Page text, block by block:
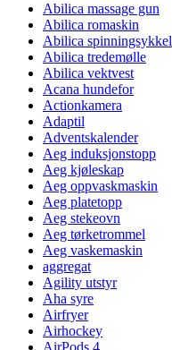
Abilica massage gun
Abilica romaskin
Abilica spinningsykkel
Abilica tredemølle
Abilica vektvest
Acana hundefor
Actionkamera
Adaptil
Adventskalender
Aeg induksjonstopp
Aeg kjøleskap
Aeg oppvaskmaskin
Aeg platetopp
Aeg stekeovn
Aeg tørketrommel
Aeg vaskemaskin
aggregat
Agility utstyr
Aha syre
Airfryer
Airhockey
AirPods 4